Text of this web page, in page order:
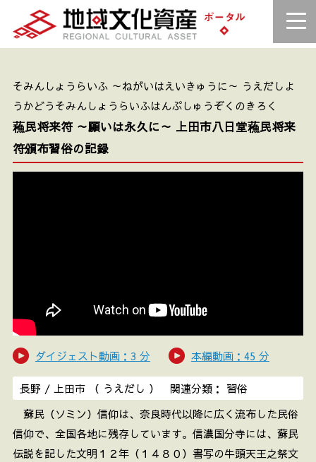
そみんしょうらいふ ～ねがいはえいきゅうに～ うえだしよ
うかどうそみんしょうらいふはんぷしゅうぞくのきろく
蘓民将来符 ～願いは永久に～ 上田市八日堂蘓民将来
符頒布習俗の記録
ダイジェスト動画：3 分 本編動画：45 分
長野 / 上田市 （ うえだし ） 関連分類： 習俗
蘇民（ソミン）信仰は、奈良時代以降に広く流布した民俗
信仰で、全国各地に残存しています。信濃国分寺には、蘇民
伝説を記した文明１２年（１４８０）書写の牛頭天王之祭文